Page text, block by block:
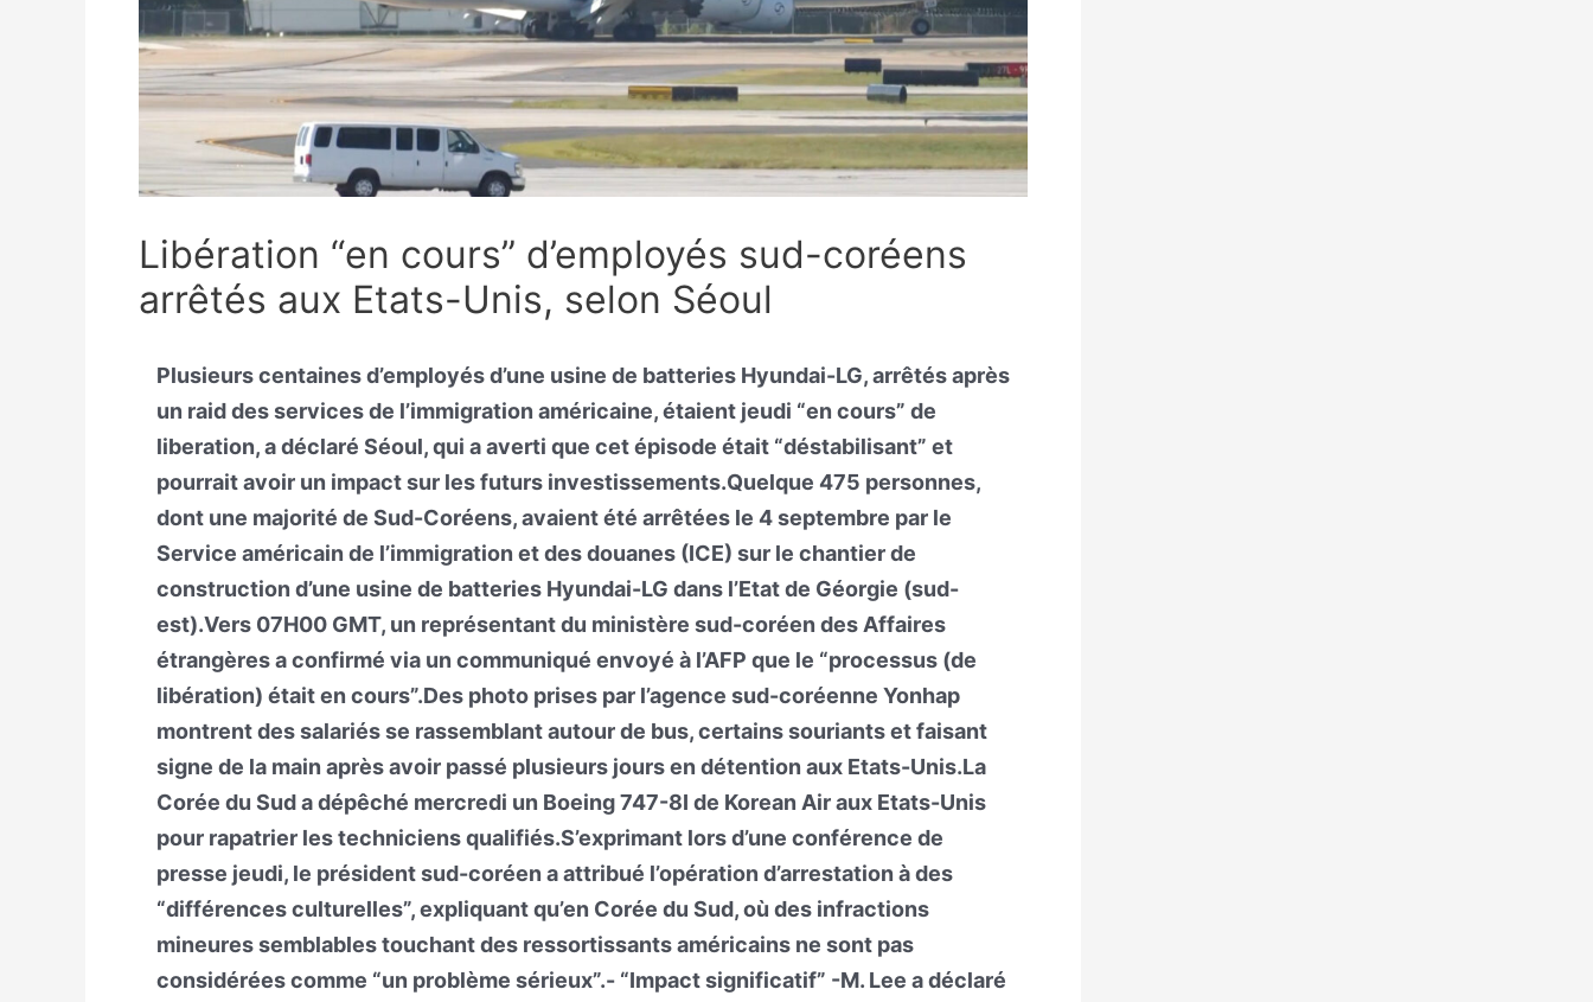
Libération “en cours” d’employés sud-coréens
arrêtés aux Etats-Unis, selon Séoul
Plusieurs centaines d’employés d’une usine de batteries Hyundai-LG, arrêtés après
un raid des services de l’immigration américaine, étaient jeudi “en cours” de
liberation, a déclaré Séoul, qui a averti que cet épisode était “déstabilisant” et
pourrait avoir un impact sur les futurs investissements.Quelque 475 personnes,
dont une majorité de Sud-Coréens, avaient été arrêtées le 4 septembre par le
Service américain de l’immigration et des douanes (ICE) sur le chantier de
construction d’une usine de batteries Hyundai-LG dans l’Etat de Géorgie (sud-
est).Vers 07H00 GMT, un représentant du ministère sud-coréen des Affaires
étrangères a confirmé via un communiqué envoyé à l’AFP que le “processus (de
libération) était en cours”.Des photo prises par l’agence sud-coréenne Yonhap
montrent des salariés se rassemblant autour de bus, certains souriants et faisant
signe de la main après avoir passé plusieurs jours en détention aux Etats-Unis.La
Corée du Sud a dépêché mercredi un Boeing 747-8I de Korean Air aux Etats-Unis
pour rapatrier les techniciens qualifiés.S’exprimant lors d’une conférence de
presse jeudi, le président sud-coréen a attribué l’opération d’arrestation à des
“différences culturelles”, expliquant qu’en Corée du Sud, où des infractions
mineures semblables touchant des ressortissants américains ne sont pas
considérées comme “un problème sérieux”.- “Impact significatif” -M. Lee a déclaré